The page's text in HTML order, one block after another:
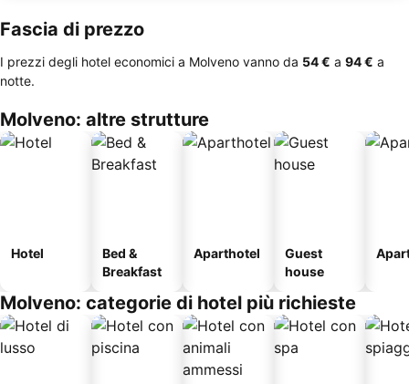
Fascia di prezzo
I prezzi degli hotel economici a Molveno vanno da ‎54 € a ‎94 € a
notte.
Molveno: altre strutture
Hotel
Bed &
Breakfast
Aparthotel
Guest
house
Molveno: categorie di hotel più richieste